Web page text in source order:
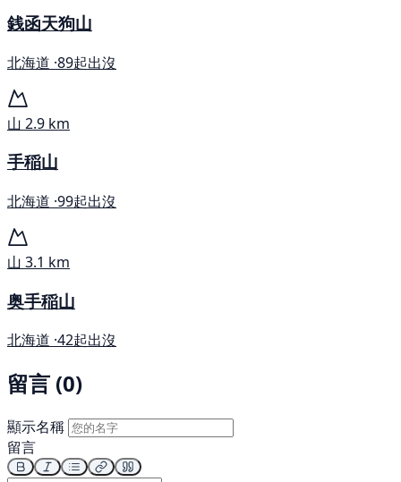
銭函天狗山
北海道 ·89起出沒
山 2.9 km
手稲山
北海道 ·99起出沒
山 3.1 km
奥手稲山
北海道 ·42起出沒
留言 (0)
顯示名稱
留言